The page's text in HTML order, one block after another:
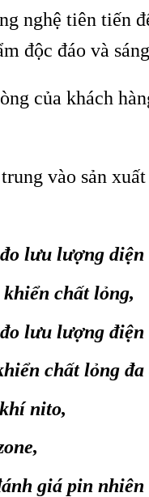
nghệ tiên tiến
độc đáo và
của khách
vào sản
lưu lượng
chất lỏng,
lưu lượng điện
chất lỏng đa
nito,
giá pin nhiên